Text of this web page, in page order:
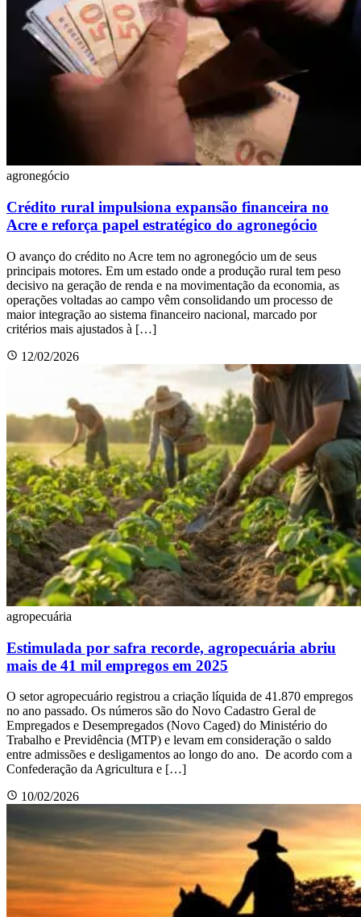
agronegócio
Crédito rural impulsiona expansão financeira no
Acre e reforça papel estratégico do agronegócio
O avanço do crédito no Acre tem no agronegócio um de seus
principais motores. Em um estado onde a produção rural tem peso
decisivo na geração de renda e na movimentação da economia, as
operações voltadas ao campo vêm consolidando um processo de
maior integração ao sistema financeiro nacional, marcado por
critérios mais ajustados à […]
12/02/2026
agropecuária
Estimulada por safra recorde, agropecuária abriu
mais de 41 mil empregos em 2025
O setor agropecuário registrou a criação líquida de 41.870 empregos
no ano passado. Os números são do Novo Cadastro Geral de
Empregados e Desempregados (Novo Caged) do Ministério do
Trabalho e Previdência (MTP) e levam em consideração o saldo
entre admissões e desligamentos ao longo do ano. De acordo com a
Confederação da Agricultura e […]
10/02/2026